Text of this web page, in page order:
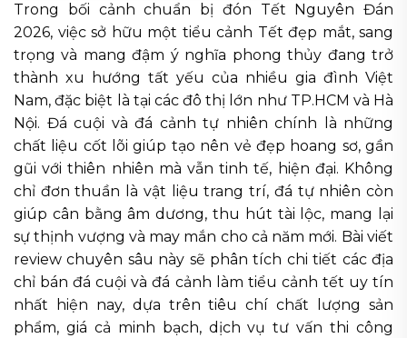
Trong bối cảnh chuẩn bị đón Tết Nguyên Đán
2026, việc sở hữu một tiểu cảnh Tết đẹp mắt, sang
trọng và mang đậm ý nghĩa phong thủy đang trở
thành xu hướng tất yếu của nhiều gia đình Việt
Nam, đặc biệt là tại các đô thị lớn như TP.HCM và Hà
Nội. Đá cuội và đá cảnh tự nhiên chính là những
chất liệu cốt lõi giúp tạo nên vẻ đẹp hoang sơ, gần
gũi với thiên nhiên mà vẫn tinh tế, hiện đại. Không
chỉ đơn thuần là vật liệu trang trí, đá tự nhiên còn
giúp cân bằng âm dương, thu hút tài lộc, mang lại
sự thịnh vượng và may mắn cho cả năm mới. Bài viết
review chuyên sâu này sẽ phân tích chi tiết các địa
chỉ bán đá cuội và đá cảnh làm tiểu cảnh tết uy tín
nhất hiện nay, dựa trên tiêu chí chất lượng sản
phẩm, giá cả minh bạch, dịch vụ tư vấn thi công